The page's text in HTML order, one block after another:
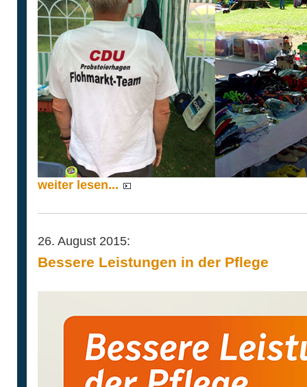
weiter lesen...
26. August 2015:
Bessere Leistungen in der Pflege